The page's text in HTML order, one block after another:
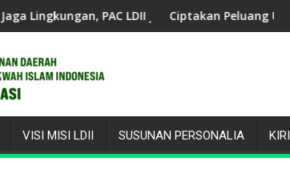
Sukses Gelar Jalan Santai JANTAMA
Ciptakan Peluang Usaha Mandiri, Community
VISI MISI LDII SUSUNAN PERSONALIA